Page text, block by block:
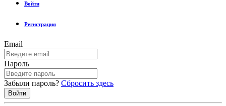
Войти
Регистрация
Email
Пароль
Забыли пароль? Сбросить здесь